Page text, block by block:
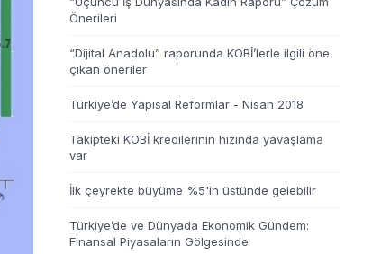
Önerileri
“Dijital Anadolu” raporunda KOBİ’lerle ilgili öne
çıkan öneriler
Türkiye’de Yapısal Reformlar - Nisan 2018
Takipteki KOBİ kredilerinin hızında yavaşlama
var
İlk çeyrekte büyüme %5'in üstünde gelebilir
Türkiye’de ve Dünyada Ekonomik Gündem:
Finansal Piyasaların Gölgesinde